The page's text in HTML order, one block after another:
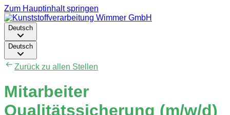
Zum Hauptinhalt springen
Deutsch
Deutsch
Zurück zu allen Stellen
Mitarbeiter
Qualitätssicherung (m/w/d)